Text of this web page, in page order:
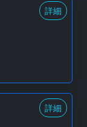
詳細
詳細